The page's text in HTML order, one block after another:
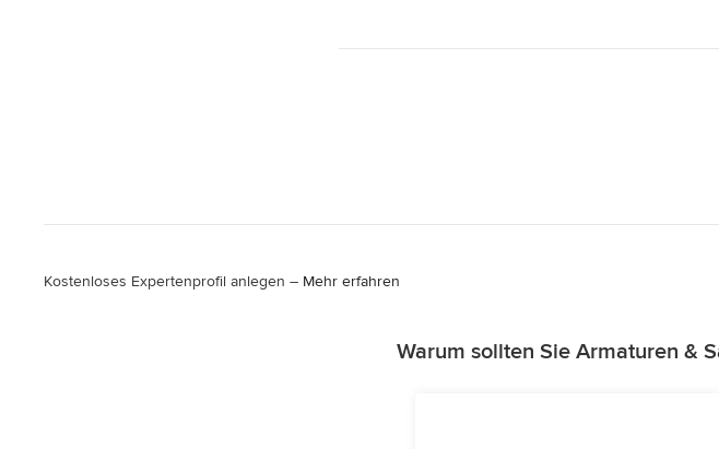
Kostenloses Expertenprofil anlegen – Mehr erfahren
Warum sollten Sie Armaturen &